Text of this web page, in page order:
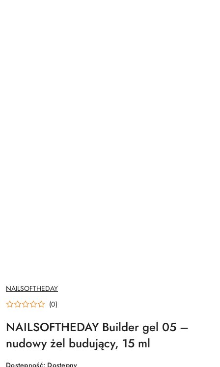
NAZWA
PRODUCENTA:
NAILSOFTHEDAY
(0)
NAILSOFTHEDAY Builder gel 05 –
nudowy żel budujący, 15 ml